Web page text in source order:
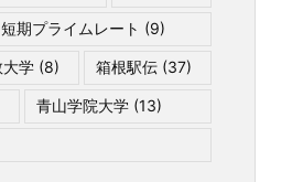
短期プライムレート (9)
大学 (8) 箱根駅伝 (37)
青山学院大学 (13)